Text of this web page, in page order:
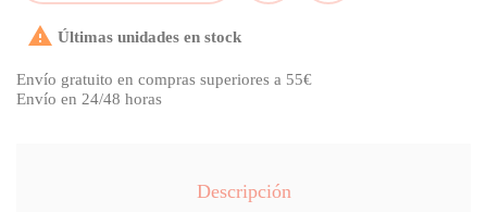
 Últimas unidades en stock
Envío gratuito en compras superiores a 55€
Envío en 24/48 horas
Descripción